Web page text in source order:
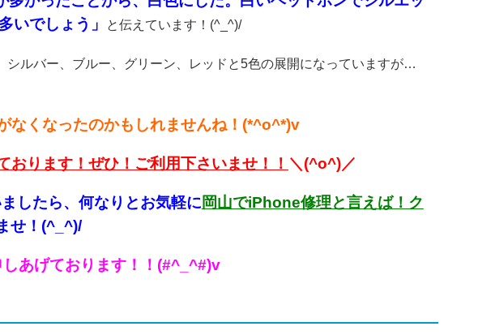
いでしょう」
と伝えています！(^_^)/
シルバー、ブルー、グリーン、レッドと5色の展開になっていますが…
なくなったのかもしれませんね！(*^o^*)v
ります！ぜひ！ご利用下さいませ！！ ＼(^o^)／
したら、何なりとお気軽に岡山でiPhone修理と言えば！ク
せ！(^_^)/
あげております！！(#^_^#)v